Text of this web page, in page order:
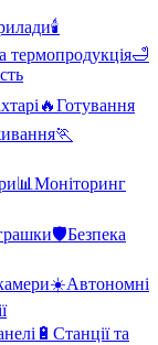
🕯️
термопродукція🛁
🔥Готування
🏃
📊 Моніторинг
🛡️Безпека
☀️Автономні
🔋 Станції та